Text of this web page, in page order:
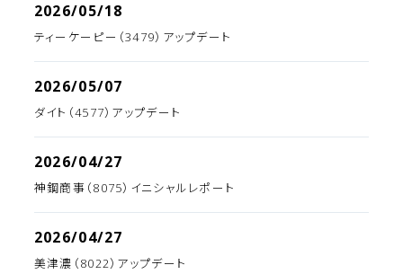
2026/05/18
ティーケーピー（3479）アップデート
2026/05/07
ダイト（4577）アップデート
2026/04/27
神鋼商事（8075）イニシャルレポート
2026/04/27
美津濃（8022）アップデート